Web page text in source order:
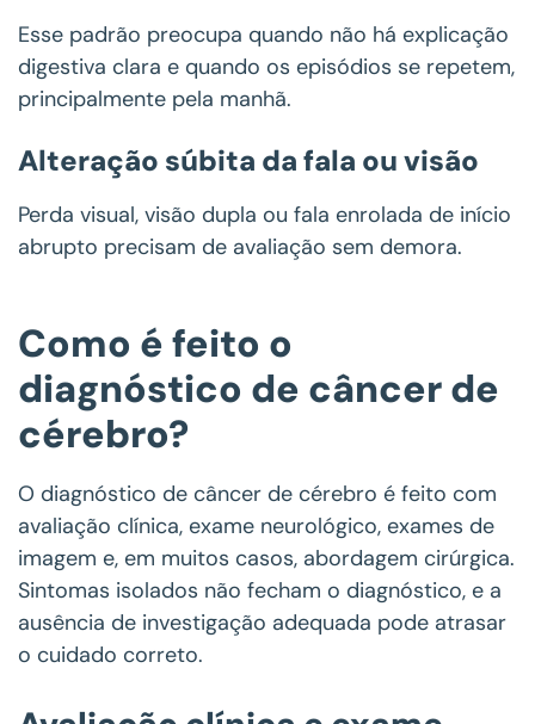
Esse padrão preocupa quando não há explicação
digestiva clara e quando os episódios se repetem,
principalmente pela manhã.
Alteração súbita da fala ou visão
Perda visual, visão dupla ou fala enrolada de início
abrupto precisam de avaliação sem demora.
Como é feito o
diagnóstico de câncer de
cérebro?
O diagnóstico de câncer de cérebro é feito com
avaliação clínica, exame neurológico, exames de
imagem e, em muitos casos, abordagem cirúrgica.
Sintomas isolados não fecham o diagnóstico, e a
ausência de investigação adequada pode atrasar
o cuidado correto.